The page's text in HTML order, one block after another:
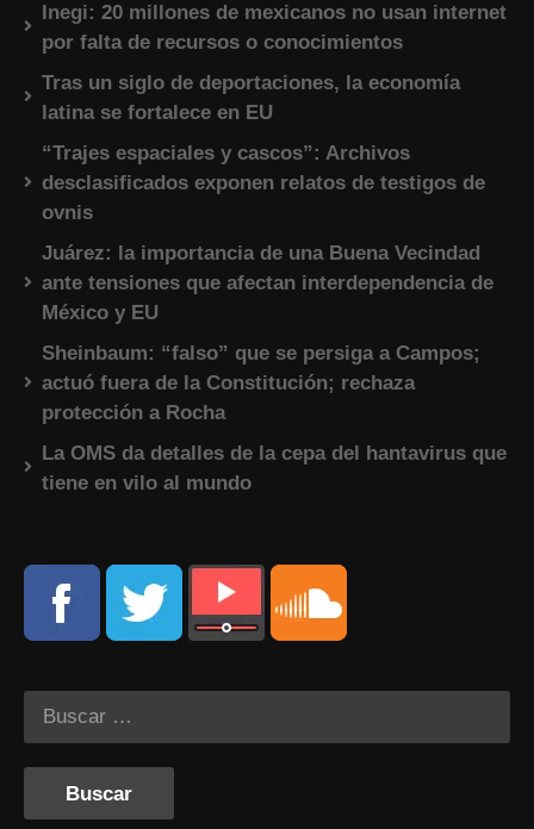
Inegi: 20 millones de mexicanos no usan internet
por falta de recursos o conocimientos
Tras un siglo de deportaciones, la economía
latina se fortalece en EU
“Trajes espaciales y cascos”: Archivos
desclasificados exponen relatos de testigos de
ovnis
Juárez: la importancia de una Buena Vecindad
ante tensiones que afectan interdependencia de
México y EU
Sheinbaum: “falso” que se persiga a Campos;
actuó fuera de la Constitución; rechaza
protección a Rocha
La OMS da detalles de la cepa del hantavirus que
tiene en vilo al mundo